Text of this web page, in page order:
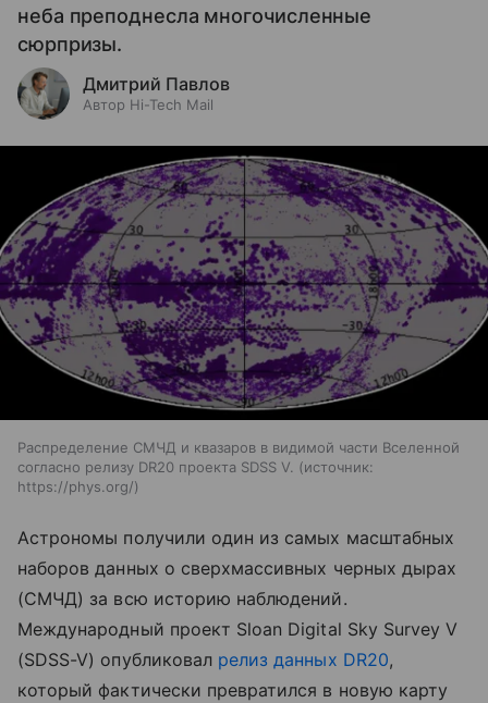
неба преподнесла многочисленные
сюрпризы.
Дмитрий Павлов
Автор Hi-Tech Mail
Распределение СМЧД и квазаров в видимой части Вселенной
согласно релизу DR20 проекта SDSS V.
источник:
https://phys.org/
Астрономы получили один из самых масштабных
наборов данных о сверхмассивных черных дырах
(СМЧД) за всю историю наблюдений.
Международный проект Sloan Digital Sky Survey V
(SDSS-V) опубликовал релиз данных DR20,
который фактически превратился в новую карту